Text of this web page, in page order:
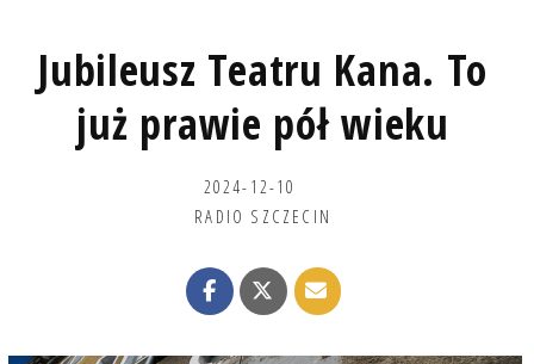
Jubileusz Teatru Kana. To
już prawie pół wieku
2024-12-10
RADIO SZCZECIN